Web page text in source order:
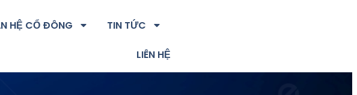
HỆ CỔ ĐÔNG TIN TỨC
LIÊN HỆ